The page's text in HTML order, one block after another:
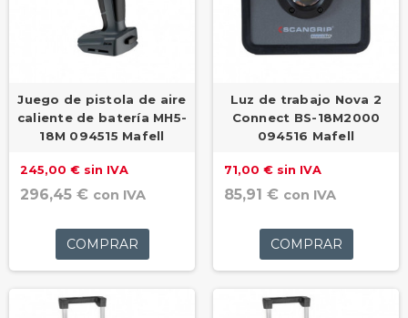
Juego de pistola de aire
caliente de batería MH5-
18M 094515 Mafell
245,00 € sin IVA
296,45 € con IVA
COMPRAR
Luz de trabajo Nova 2
Connect BS-18M2000
094516 Mafell
71,00 € sin IVA
85,91 € con IVA
COMPRAR